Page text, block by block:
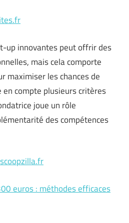
up innovantes peut offrir des
mais cela comporte
maximiser les chances de
compte plusieurs critères
joue un rôle
des compétences
scoopzilla.fr
euros : méthodes efficaces